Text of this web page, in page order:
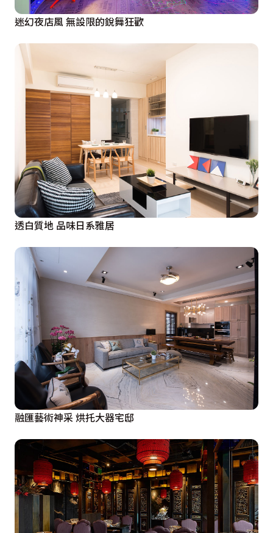
迷幻夜店風 無設限的銳舞狂歡
透白質地 品味日系雅居
融匯藝術神采 烘托大器宅邸